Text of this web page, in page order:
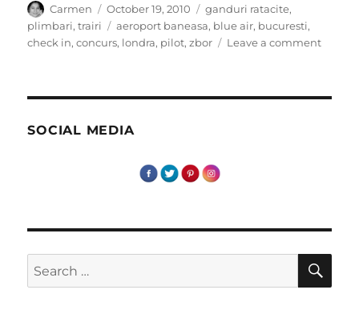
Author
Carmen
Posted
on
October 19, 2010 Categories
ganduri ratacite,
plimbari,trairi Tags
aeroport baneasa, blue air, bucuresti,
check in,concurs, londra, pilot,zbor Leave a commenton
)
SOCIAL MEDIA
Search
for: